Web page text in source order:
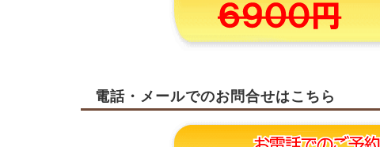
電話・メールでのお問合せはこちら